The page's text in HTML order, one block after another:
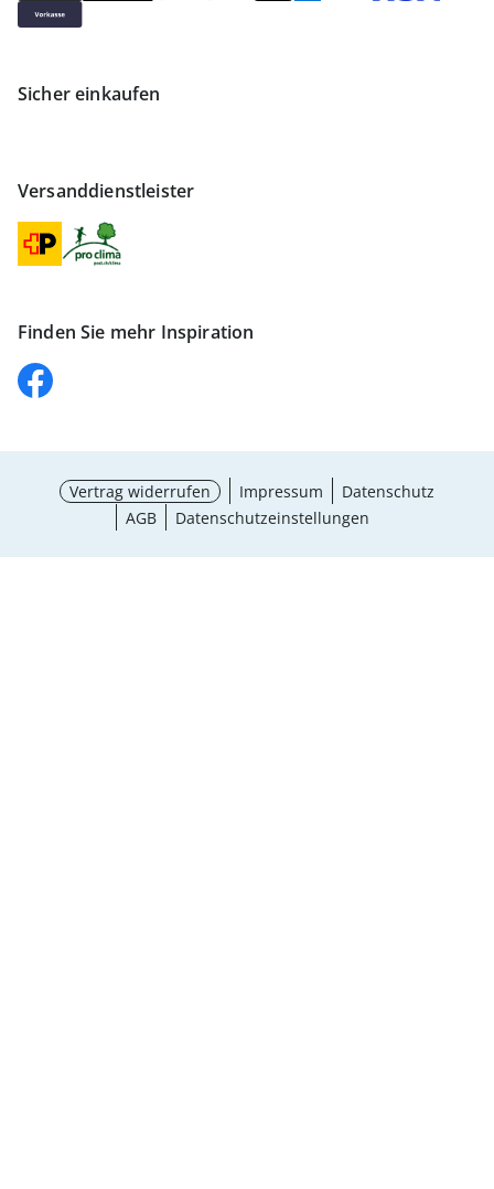
Sicher einkaufen
Versanddienstleister
Finden Sie mehr Inspiration
Vertrag widerrufen Impressum
Datenschutz
AGB
Datenschutzeinstellungen